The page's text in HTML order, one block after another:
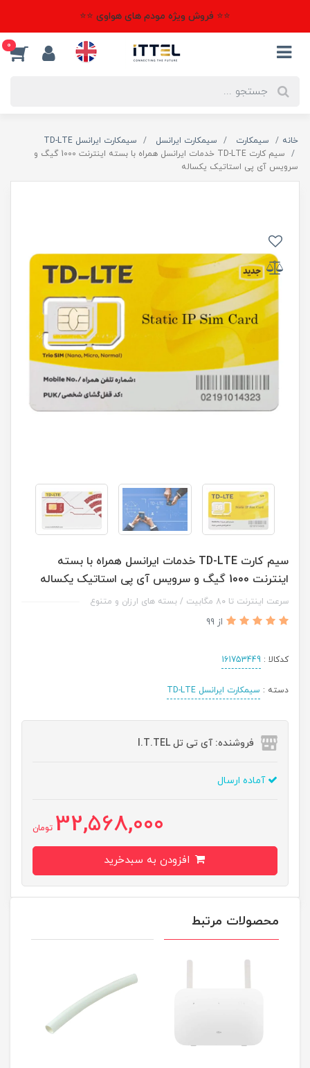
⭐⭐ فروش ویژه مودم های هواوی ⭐⭐
0
خانه سیمکارت سیمکارت ایرانسل
سیمکارت ایرانسل TD-LTE
سیم کارت TD-LTE خدمات ایرانسل همراه با بسته اینترنت 1000 گیگ و
سرویس آی پی استاتیک یکساله
سیم کارت TD-LTE خدمات ایرانسل همراه با بسته
اینترنت 1000 گیگ و سرویس آی پی استاتیک یکساله
سرعت اینترنت تا 80 مگابیت / بسته های ارزان و متنوع
از 99
کدکالا : 161753449
دسته : سیمکارت ایرانسل TD-LTE
فروشنده: آی تی تل I.T.TEL
آماده ارسال
32,568,000 تومان
محصولات مرتبط